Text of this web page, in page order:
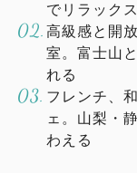
でリラックス
高級感と開
室。富士山
れる
フレンチ、
ェ。山梨・
わえる